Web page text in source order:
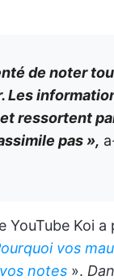
de noter
Les
ressortent
pas »,
YouTube Koi a
vos
notes ».